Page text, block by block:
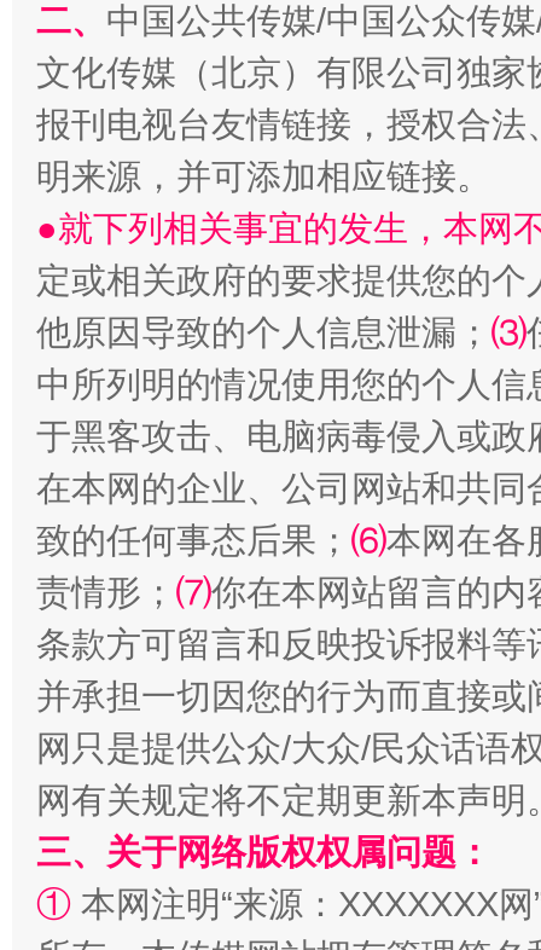
揭批美国五大"原罪"
解纷+调解+退费，一次搞定
站台名比不上好声名
二、 中国公共传媒/中国公众传
文化传媒（北京）有限公司独
报刊电视台友情链接，授权合
明来源，并可添加相应链接。
●就下列相关事宜的发生，本网
定或相关政府的要求提供您的个
他原因导致的个人信息泄漏； ⑶
中所列明的情况使用您的个人
于黑客攻击、电脑病毒侵入或
在本网的企业、公司网站和共
致的任何事态后果； ⑹本网在各
责情形； ⑺你在本网站留言的内
条款方可留言和反映投诉报料
并承担一切因您的行为而直接
网只是提供公众/大众/民众话语
网有关规定将不定期更新本声明
三、关于网络版权权属问题：
① 本网注明“来源：XXXXXXX